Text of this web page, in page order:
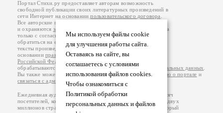
Мы используем файлы cookie
для улучшения работы сайта.
Оставаясь на сайте, вы
соглашаетесь с условиями
использования файлов cookies.
Чтобы ознакомиться с
Политикой обработки
персональных данных и файлов
Портал Стихи.ру предоставляет авторам возможность
свободной публикации своих литературных произведений в
сети Интернет на основаниипользовательского договора
Все авторские права на произведения принадлежат авторам
и охраняются законом
. Перепечатка произведений возможна
только с согласия его автора, к которому вы можете
обратиться на его авторской странице. Ответственность за
тексты произведений авторы несут самостоятельно на
основанииправил публикацииизаконодательства
Российской Федерации
обрабатываются на основанииПолитики обработки персональных данных
Вы также можете посмотреть более подробнуюинформацию о портале и
связаться с администрацией
Ежедневная аудитория портала Стихи.ру – порядка 200 тысяч
посетителей, которые в общей сумме просматривают более двух
миллионов страниц по данным счетчика посещаемости, который